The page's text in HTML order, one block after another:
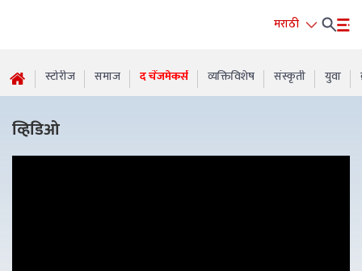
मराठी
स्टोरीज समाज द चेंजमेकर्स व्यक्तिविशेष संस्कृती युवा
व्हिडिओ